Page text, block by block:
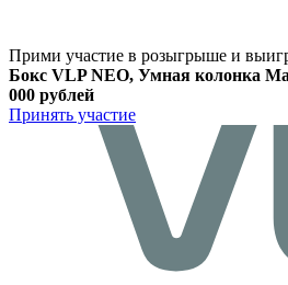
Прими участие в розыгрыше и
Бокс VLP NEO, Умная колонка
000 рублей
Принять участие